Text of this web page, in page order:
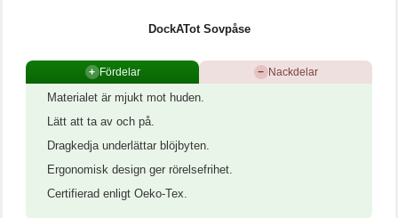
DockATot Sovpåse
+ Fördelar − Nackdelar
Materialet är mjukt mot huden.
Lätt att ta av och på.
Dragkedja underlättar blöjbyten.
Ergonomisk design ger rörelsefrihet.
Certifierad enligt Oeko-Tex.